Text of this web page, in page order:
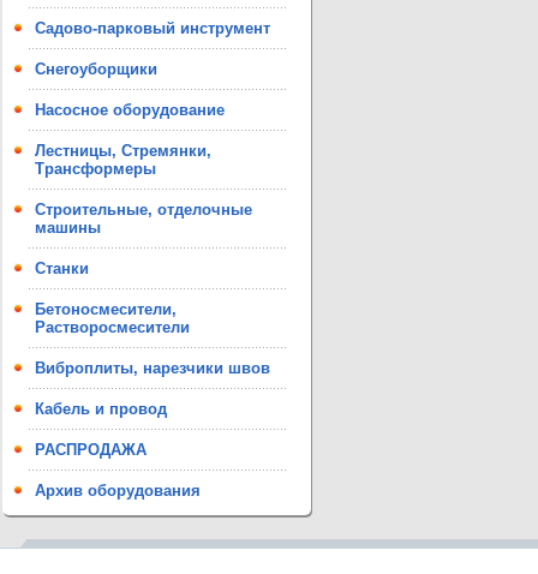
Садово-парковый инструмент
Снегоуборщики
Насосное оборудование
Лестницы, Стремянки,
Трансформеры
Строительные, отделочные
машины
Станки
Бетоносмесители,
Растворосмесители
Виброплиты, нарезчики швов
Кабель и провод
РАСПРОДАЖА
Архив оборудования